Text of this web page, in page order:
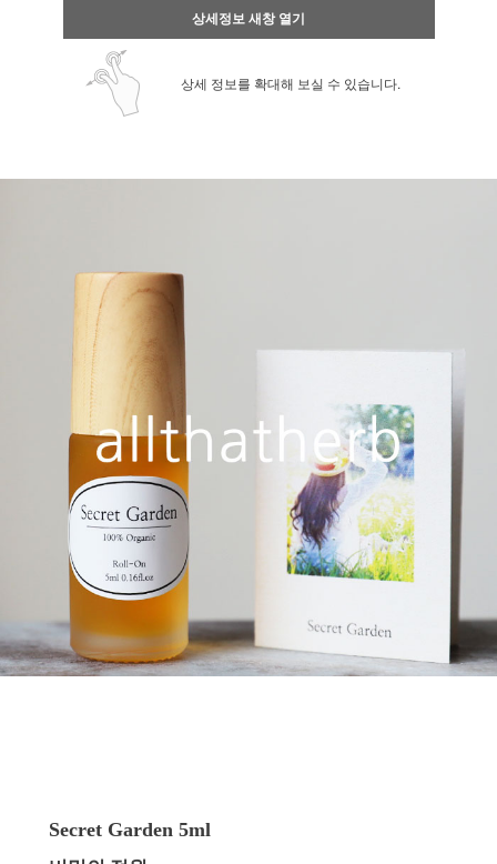
상세정보 새창 열기
상세 정보를 확대해 보실 수 있습니다.
Secret Garden 5ml